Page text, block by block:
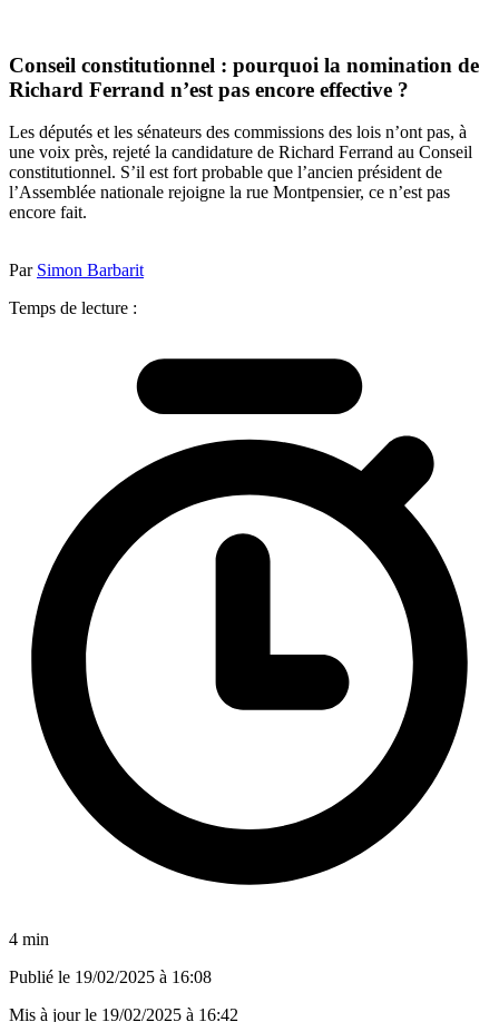
Conseil constitutionnel : pourquoi la nomination de
Richard Ferrand n’est pas encore effective ?
Les députés et les sénateurs des commissions des lois n’ont pas, à
une voix près, rejeté la candidature de Richard Ferrand au Conseil
constitutionnel. S’il est fort probable que l’ancien président de
l’Assemblée nationale rejoigne la rue Montpensier, ce n’est pas
encore fait.
Par Simon Barbarit
Temps de lecture :
4 min
Publié le 19/02/2025 à 16:08
Mis à jour le 19/02/2025 à 16:42